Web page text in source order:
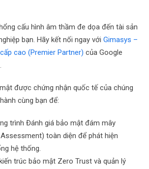
cấu hình âm thầm đe dọa đến tài sản
bạn. Hãy kết nối ngay vớiGimasys –
cao (Premier Partner) của Google
được chứng nhận quốc tế của chúng
cùng bạn để:
trình Đánh giá bảo mật đám mây
toàn diện để phát hiện
hệ thống.
trúc bảo mật Zero Trust và quản lý